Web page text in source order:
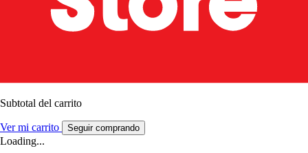
Subtotal del carrito
Ver mi carrito Seguir comprando
Loading...